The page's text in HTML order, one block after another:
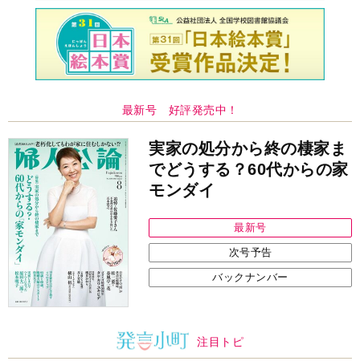
最新号 好評発売中！
実家の処分から終の棲家ま
でどうする？60代からの家
モンダイ
最新号
次号予告
バックナンバー
注目トピ